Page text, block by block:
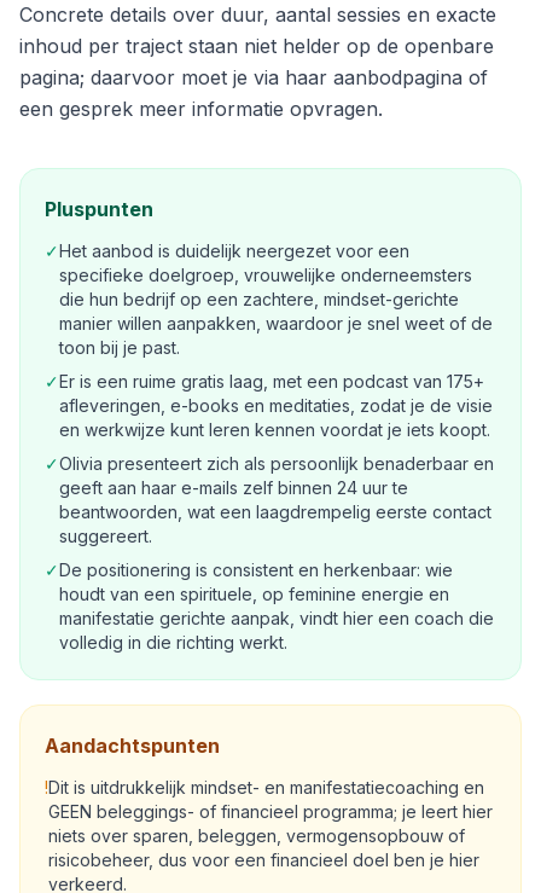
Concrete details over duur, aantal sessies en exacte
inhoud per traject staan niet helder op de openbare
pagina; daarvoor moet je via haar aanbodpagina of
een gesprek meer informatie opvragen.
Pluspunten
✓Het aanbod is duidelijk neergezet voor een
specifieke doelgroep, vrouwelijke onderneemsters
die hun bedrijf op een zachtere, mindset-gerichte
manier willen aanpakken, waardoor je snel weet of de
toon bij je past.
✓Er is een ruime gratis laag, met een podcast van 175+
afleveringen, e-books en meditaties, zodat je de visie
en werkwijze kunt leren kennen voordat je iets koopt.
✓Olivia presenteert zich als persoonlijk benaderbaar en
geeft aan haar e-mails zelf binnen 24 uur te
beantwoorden, wat een laagdrempelig eerste contact
suggereert.
✓De positionering is consistent en herkenbaar: wie
houdt van een spirituele, op feminine energie en
manifestatie gerichte aanpak, vindt hier een coach die
volledig in die richting werkt.
Aandachtspunten
!Dit is uitdrukkelijk mindset- en manifestatiecoaching en
GEEN beleggings- of financieel programma; je leert hier
niets over sparen, beleggen, vermogensopbouw of
risicobeheer, dus voor een financieel doel ben je hier
verkeerd.